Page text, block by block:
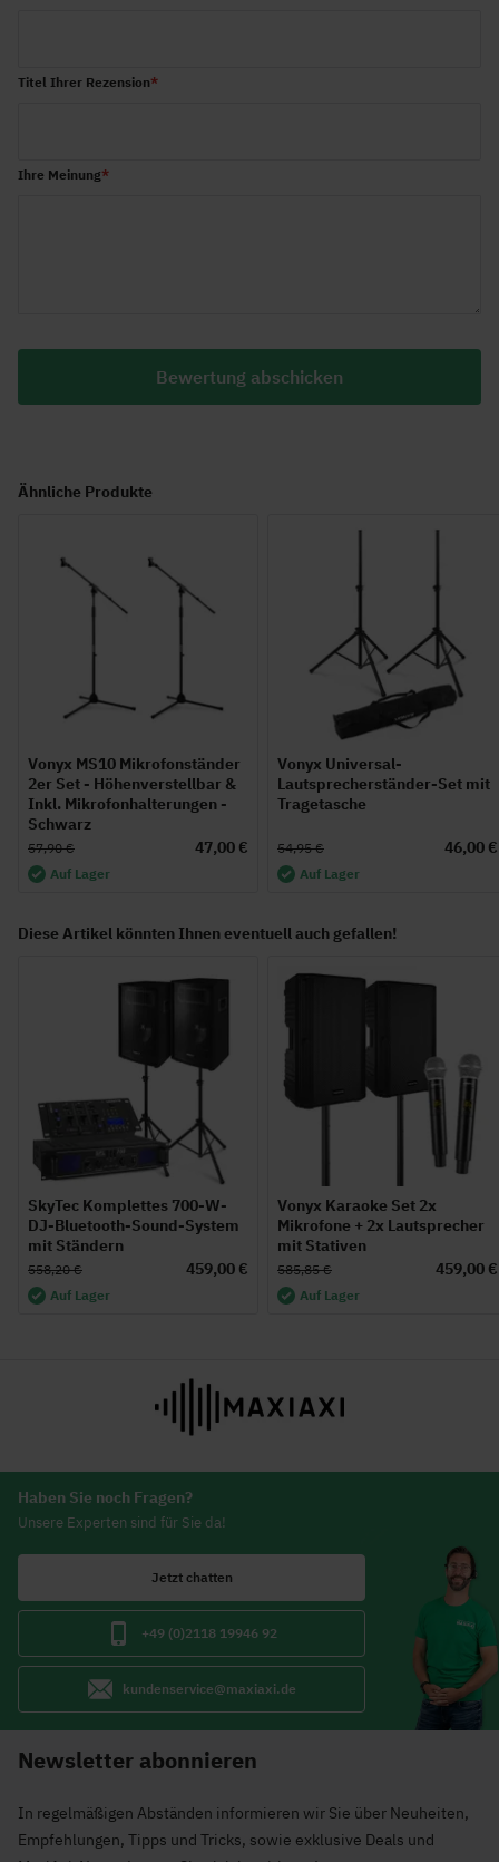
Titel Ihrer Rezension
Ihre Meinung
Bewertung abschicken
Ähnliche Produkte
Vonyx MS10 Mikrofonständer
2er Set - Höhenverstellbar &
Inkl. Mikrofonhalterungen -
Schwarz
47,00 €
57,90 €
Auf Lager
Vonyx Universal-
Lautsprecherständer-Set mit
Tragetasche
46,00 €
54,95 €
Auf Lager
Diese Artikel könnten Ihnen eventuell auch gefallen!
SkyTec Komplettes 700-W-
DJ-Bluetooth-Sound-System
mit Ständern
459,00 €
558,20 €
Auf Lager
Vonyx Karaoke Set 2x
Mikrofone + 2x Lautsprecher
mit Stativen
459,00 €
585,85 €
Auf Lager
Haben Sie noch Fragen?
Unsere Experten sind für Sie da!
Jetzt chatten
+49 (0)2118 19946 92
kundenservice@maxiaxi.de
Newsletter abonnieren
In regelmäßigen Abständen informieren wir Sie über Neuheiten,
Empfehlungen, Tipps und Tricks, sowie exklusive Deals und